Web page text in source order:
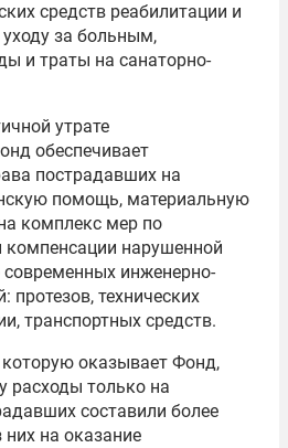
средств реабилитации и
уходу за больным,
и траты на санаторно-
утрате
обеспечивает
пострадавших на
помощь, материальную
комплекс мер по
компенсации нарушенной
инженерно-
протезов, технических
транспортных средств.
оказывает Фонд,
расходы только на
составили более
на оказание